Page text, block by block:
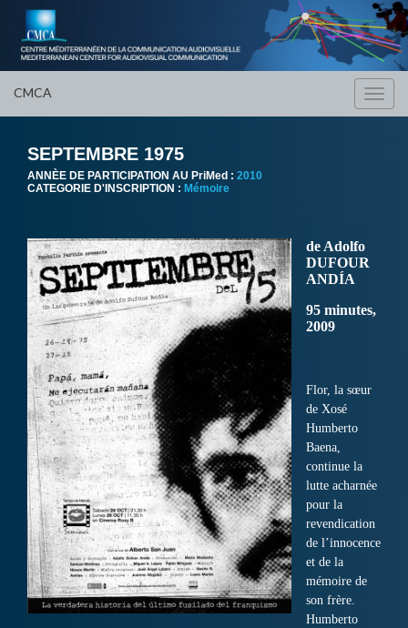
CMCA
SEPTEMBRE 1975
ANNÈE DE PARTICIPATION AU PriMed : 2010
CATEGORIE D'INSCRIPTION : Mémoire
de Adolfo
DUFOUR
ANDÍA
95 minutes,
2009
Flor, la sœur
de Xosé
Humberto
Baena,
continue la
lutte acharnée
pour la
revendication
de l’innocence
et de la
mémoire de
son frère.
Humberto